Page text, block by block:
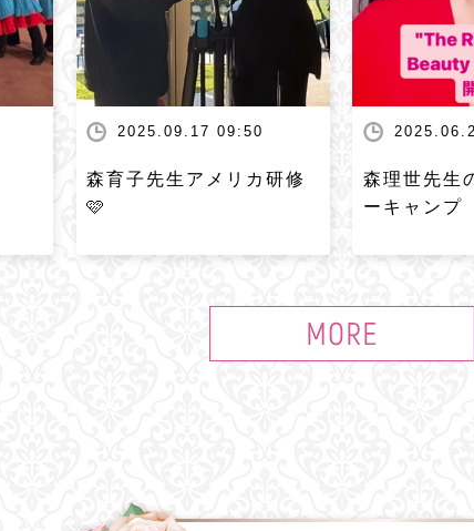
2025.09.17 09:50
森育子先生アメリカ研修
🩷
森理世先生
ーキャンプ